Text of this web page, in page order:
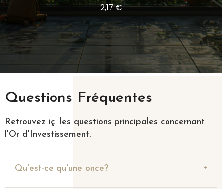
2,17 €
Questions Fréquentes
Retrouvez içi les questions principales concernant
l'Or d'Investissement.
Qu'est-ce qu'une once?